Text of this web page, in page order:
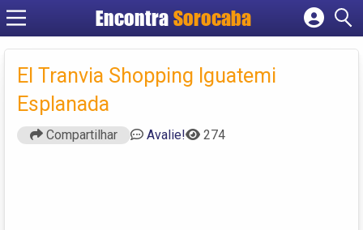
EncontraSorocaba
Cadastrar empresa
Criar conta
El Tranvia Shopping Iguatemi
Esplanada
Compartilhar Avalie! 274